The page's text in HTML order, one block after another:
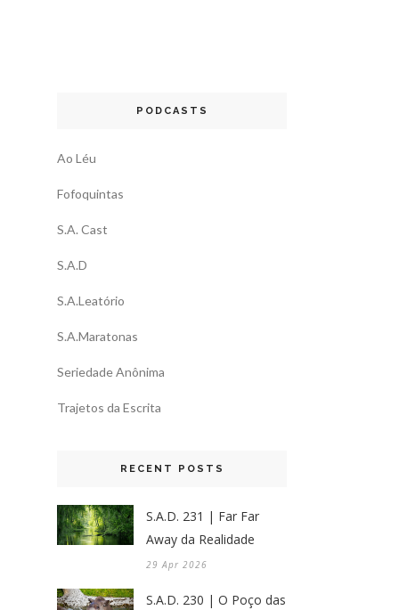
PODCASTS
Ao Léu
Fofoquintas
S.A. Cast
S.A.D
S.A.Leatório
S.A.Maratonas
Seriedade Anônima
Trajetos da Escrita
RECENT POSTS
S.A.D. 231 | Far Far
Away da Realidade
29 Apr 2026
S.A.D. 230 | O Poço das